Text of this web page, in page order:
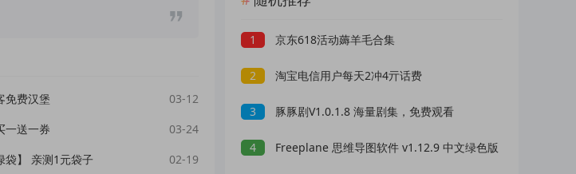
免费汉堡
03-12
一送一券
03-24
袋】 亲测1元袋子
02-19
1 京东618活动薅羊毛合集
2 淘宝电信用户每天2冲4亓话费
3 豚豚剧V1.0.1.8 海量剧集，免费观看
4 Freeplane 思维导图软件 v1.12.9 中文绿色版